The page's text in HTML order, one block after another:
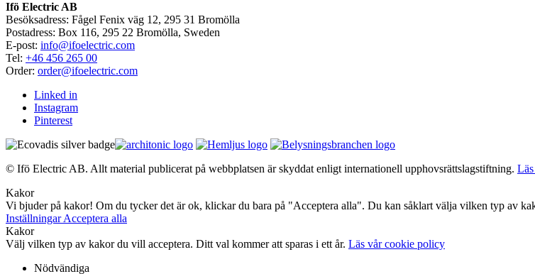
Ifö Electric AB
Besöksadress: Fågel Fenix väg 12, 295 31 Bromölla
Postadress: Box 116, 295 22 Bromölla, Sweden
E-post: info@ifoelectric.com
Tel: +46 456 265 00
Order: order@ifoelectric.com
Linked in
Instagram
Pinterest
© Ifö Electric AB. Allt material publicerat på webbplatsen är skyddat enligt internationell upphovsrättslagstiftning.
Kakor
Vi bjuder på kakor! Om du tycker det är ok, klickar du bara på "Acceptera alla". Du kan såklart välja vilken typ av
InställningarAcceptera alla
Kakor
Välj vilken typ av kakor du vill acceptera. Ditt val kommer att sparas i ett år. Läs vår cookie policy
Nödvändiga